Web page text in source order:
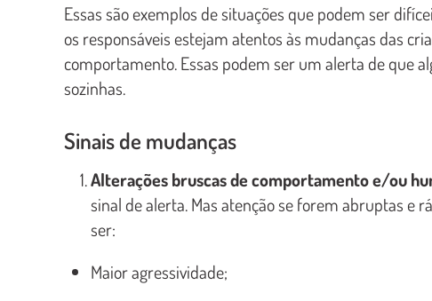
Essas são exemplos de situações que podem ser
os responsáveis estejam atentos às mudanças das
comportamento. Essas podem ser um alerta de que
sozinhas.
Sinais de mudanças
Alterações bruscas de comportamento e/ou
sinal de alerta. Mas atenção se forem abruptas e
ser:
Maior agressividade;